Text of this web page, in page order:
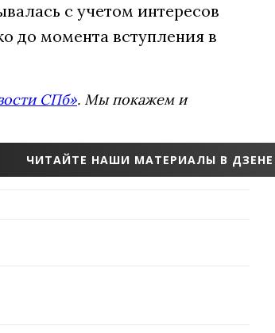
с учетом интересов
до момента вступления в
СПб». Мы покажем и
ЧИТАЙТЕ НАШИ МАТЕРИАЛЫ В ДЗЕНЕ